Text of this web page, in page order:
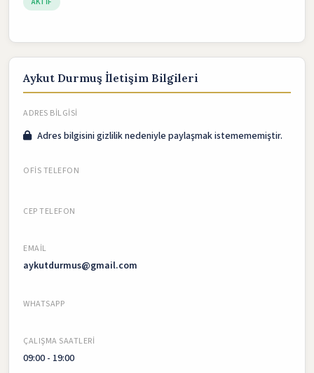
Aykut Durmuş İletişim Bilgileri
ADRES BILGISI
Adres bilgisini gizlilik nedeniyle paylaşmak istemememiştir.
OFIS TELEFON
CEP TELEFON
EMAIL
aykutdurmus@gmail.com
WHATSAPP
ÇALIŞMA SAATLERI
09:00 - 19:00